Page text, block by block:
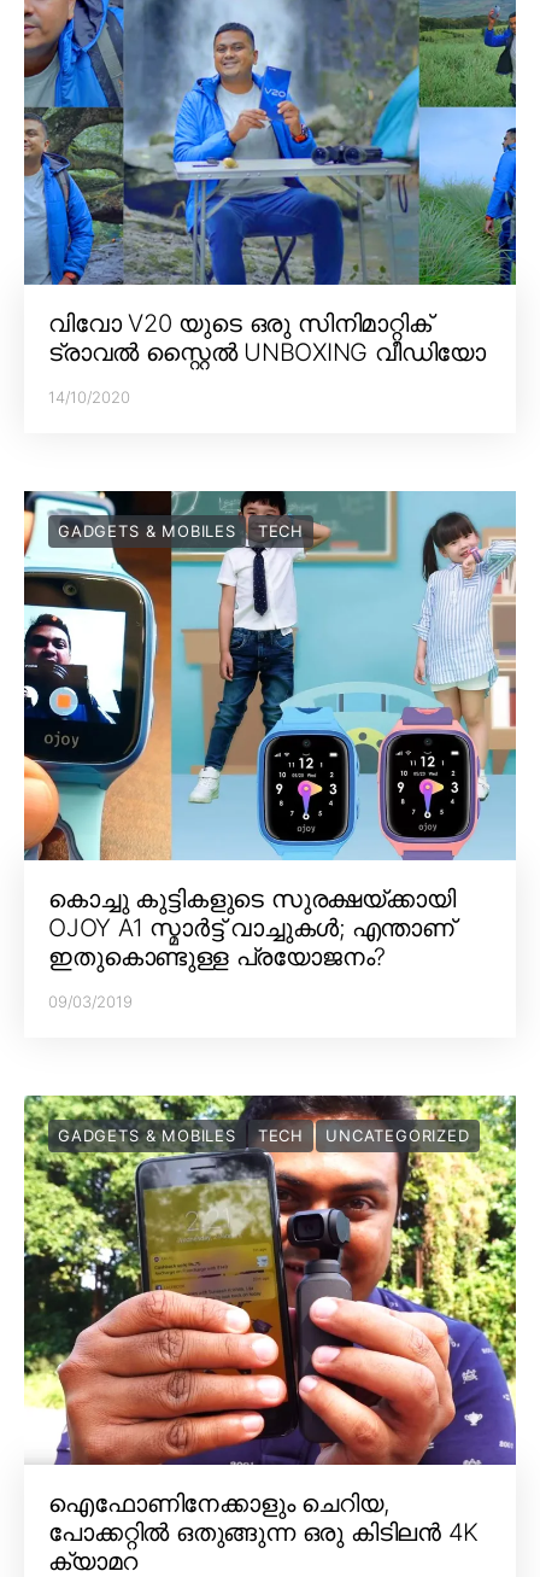
വിവോ V20 യുടെ ഒരു സിനിമാറ്റിക്
ട്രാവൽ സ്റ്റൈൽ UNBOXING വീഡിയോ
14/10/2020
GADGETS & MOBILES TECH
കൊച്ചു കുട്ടികളുടെ സുരക്ഷയ്ക്കായി
OJOY A1 സ്മാർട്ട് വാച്ചുകൾ; എന്താണ്
ഇതുകൊണ്ടുള്ള പ്രയോജനം?
09/03/2019
GADGETS & MOBILES TECH UNCATEGORIZED
ഐഫോണിനേക്കാളും ചെറിയ,
പോക്കറ്റിൽ ഒതുങ്ങുന്ന ഒരു കിടിലൻ 4K
ക്യാമറ